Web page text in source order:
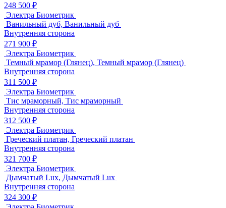
248 500 ₽
Электра Биометрик
Ванильный дуб, Ванильный дуб
Внутренняя сторона
271 900 ₽
Электра Биометрик
Темный мрамор (Глянец), Темный мрамор (Глянец)
Внутренняя сторона
311 500 ₽
Электра Биометрик
Тис мраморный, Тис мраморный
Внутренняя сторона
312 500 ₽
Электра Биометрик
Греческий платан, Греческий платан
Внутренняя сторона
321 700 ₽
Электра Биометрик
Дымчатый Lux, Дымчатый Lux
Внутренняя сторона
324 300 ₽